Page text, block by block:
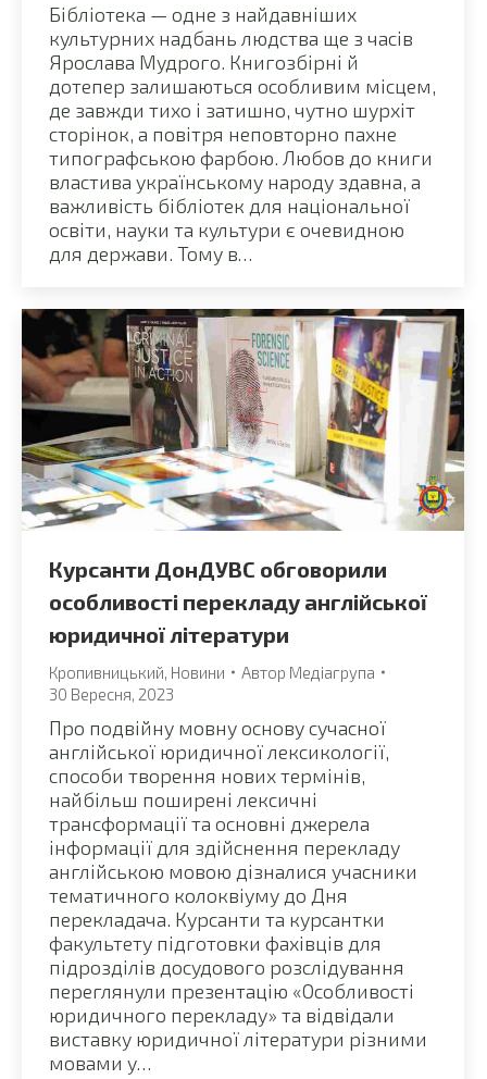
Бібліотека — одне з найдавніших
культурних надбань людства ще з часів
Ярослава Мудрого. Книгозбірні й
дотепер залишаються особливим місцем,
де завжди тихо і затишно, чутно шурхіт
сторінок, а повітря неповторно пахне
типографською фарбою. Любов до книги
властива українському народу здавна, а
важливість бібліотек для національної
освіти, науки та культури є очевидною
для держави. Тому в…
Курсанти ДонДУВС обговорили
особливості перекладу англійської
юридичної літератури
Кропивницький Новини Автор Медіагрупа
30 Вересня, 2023
Про подвійну мовну основу сучасної
англійської юридичної лексикології,
способи творення нових термінів,
найбільш поширені лексичні
трансформації та основні джерела
інформації для здійснення перекладу
англійською мовою дізналися учасники
тематичного колоквіуму до Дня
перекладача. Курсанти та курсантки
факультету підготовки фахівців для
підрозділів досудового розслідування
переглянули презентацію «Особливості
юридичного перекладу» та відвідали
виставку юридичної літератури різними
мовами у…